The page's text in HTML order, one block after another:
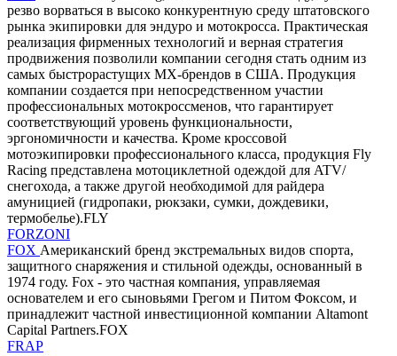
резво ворваться в высоко конкурентную среду штатовского
рынка экипировки для эндуро и мотокросса. Практическая
реализация фирменных технологий и верная стратегия
продвижения позволили компании сегодня стать одним из
самых быстрорастущих MX-брендов в США. Продукция
компании создается при непосредственном участии
профессиональных мотокроссменов, что гарантирует
соответствующий уровень функциональности,
эргономичности и качества. Кроме кроссовой
мотоэкипировки профессионального класса, продукция Fly
Racing представлена мотоциклетной одеждой для ATV/
снегохода, а также другой необходимой для райдера
амуницией (гидропаки, рюкзаки, сумки, дождевики,
термобелье).FLY
FORZONI
FOX Американский бренд экстремальных видов спорта,
защитного снаряжения и стильной одежды, основанный в
1974 году. Fox - это частная компания, управляемая
основателем и его сыновьями Грегом и Питом Фоксом, и
принадлежит частной инвестиционной компании Altamont
Capital Partners.FOX
FRAP